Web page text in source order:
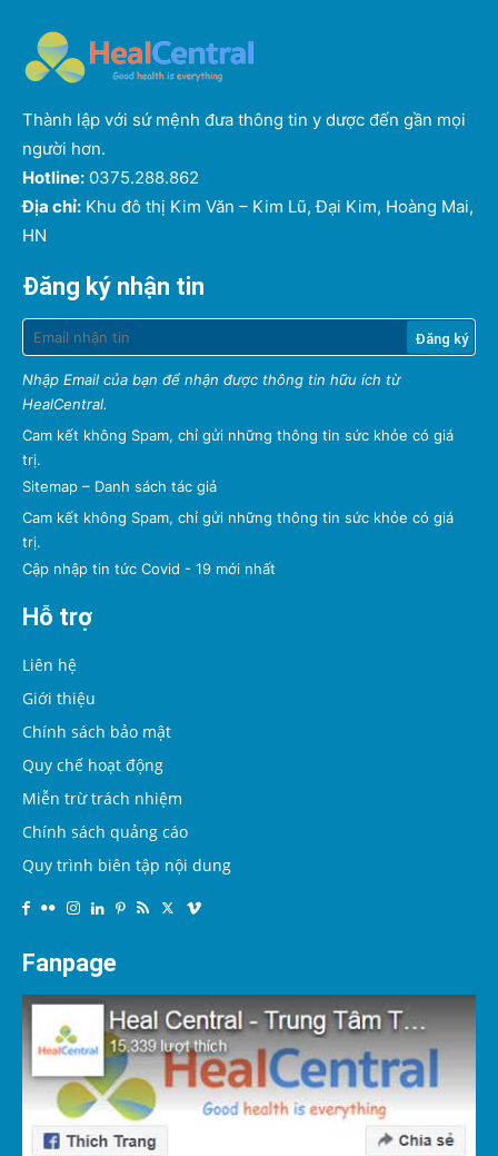
Thành lập với sứ mệnh đưa thông tin y dược đến gần mọi
người hơn.
Hotline: 0375.288.862
Địa chỉ: Khu đô thị Kim Văn – Kim Lũ, Đại Kim, Hoàng Mai,
HN
Đăng ký nhận tin
Nhập Email của bạn để nhận được thông tin hữu ích từ
HealCentral.
Cam kết không Spam, chỉ gửi những thông tin sức khỏe có giá
trị.
Sitemap – Danh sách tác giả
Cam kết không Spam, chỉ gửi những thông tin sức khỏe có giá
trị.
Cập nhập tin tức Covid - 19 mới nhất
Hỗ trợ
Liên hệ
Giới thiệu
Chính sách bảo mật
Quy chế hoạt động
Miễn trừ trách nhiệm
Chính sách quảng cáo
Quy trình biên tập nội dung
Fanpage